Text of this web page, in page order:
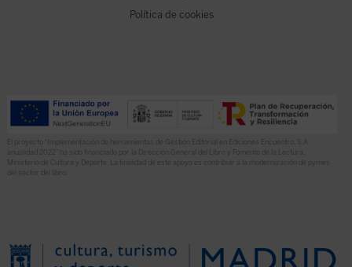
Política de cookies
El proyecto “Implementación de herramientas de Gestión Editorial en Ediciones Encuentro, S.A.
anualidad 2022” ha sido financiado por la Dirección General del Libro y Fomento de la Lectura,
Ministerio de Cultura y Deporte. La finalidad de este apoyo es contribuir a la modernización de pymes
del sector del libro.